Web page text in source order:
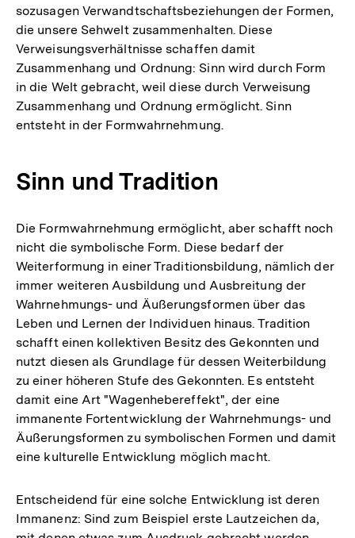
sozusagen Verwandtschaftsbeziehungen der Formen,
die unsere Sehwelt zusammenhalten. Diese
Verweisungsverhältnisse schaffen damit
Zusammenhang und Ordnung: Sinn wird durch Form
in die Welt gebracht, weil diese durch Verweisung
Zusammenhang und Ordnung ermöglicht. Sinn
entsteht in der Formwahrnehmung.
Sinn und Tradition
Die Formwahrnehmung ermöglicht, aber schafft noch
nicht die symbolische Form. Diese bedarf der
Weiterformung in einer Traditionsbildung, nämlich der
immer weiteren Ausbildung und Ausbreitung der
Wahrnehmungs- und Äußerungsformen über das
Leben und Lernen der Individuen hinaus. Tradition
schafft einen kollektiven Besitz des Gekonnten und
nutzt diesen als Grundlage für dessen Weiterbildung
zu einer höheren Stufe des Gekonnten. Es entsteht
damit eine Art "Wagenhebereffekt", der eine
immanente Fortentwicklung der Wahrnehmungs- und
Äußerungsformen zu symbolischen Formen und damit
eine kulturelle Entwicklung möglich macht.
Entscheidend für eine solche Entwicklung ist deren
Immanenz: Sind zum Beispiel erste Lautzeichen da,